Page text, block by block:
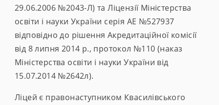
29.06.2006 №2043-Л) та Ліцензії Міністерства
освіти і науки України серія АЕ №527937
відповідно до рішення Акредитаційної комісії
від 8 липня 2014 р., протокол №110 (наказ
Міністерства освіти і науки України від
15.07.2014 №2642л).
Ліцей є правонаступником Квасилівського